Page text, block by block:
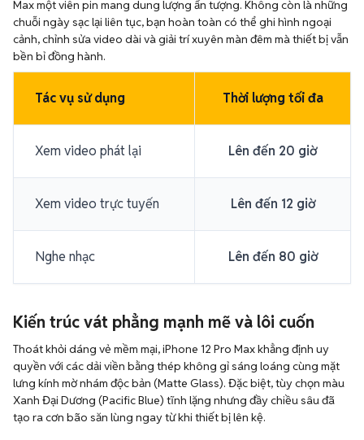
chuỗi ngày sạc lại liên tục, bạn hoàn toàn có thể ghi hình ngoại
cảnh, chỉnh sửa video dài và giải trí xuyên màn đêm mà thiết bị vẫn
bền bỉ đồng hành.
Kiến trúc vát phẳng mạnh mẽ và lôi cuốn
Thoát khỏi dáng vẻ mềm mại, iPhone 12 Pro Max khẳng định uy
quyền với các dải viền bằng thép không gỉ sáng loáng cùng mặt
lưng kính mờ nhám độc bản (Matte Glass). Đặc biệt, tùy chọn màu
Xanh Đại Dương (Pacific Blue) tĩnh lặng nhưng đầy chiều sâu đã
tạo ra cơn bão săn lùng ngay từ khi thiết bị lên kệ.